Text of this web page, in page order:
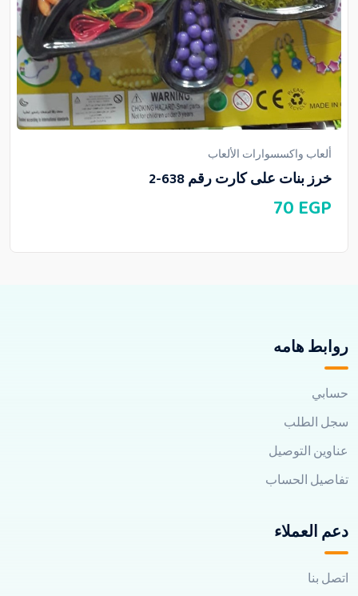
ألعاب واكسسوارات الألعاب
خرز بنات على كارت رقم 638-2
70 EGP
روابط هامه
حسابي
سجل الطلب
عناوين التوصيل
تفاصيل الحساب
دعم العملاء
اتصل بنا